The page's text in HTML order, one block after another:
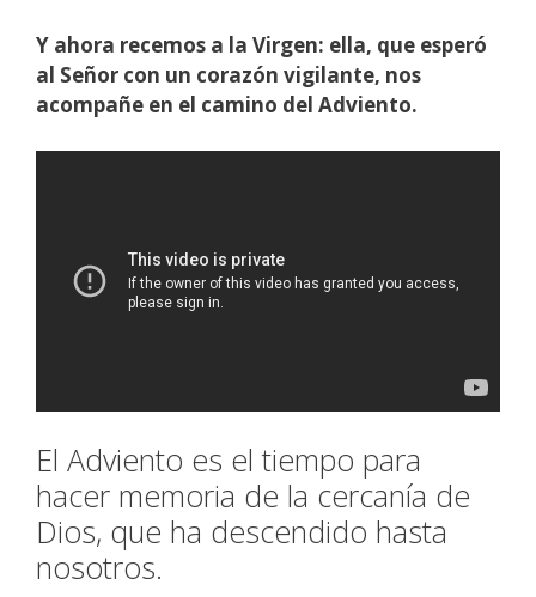
Y ahora recemos a la Virgen: ella, que esperó
al Señor con un corazón vigilante, nos
acompañe en el camino del Adviento.
El Adviento es el tiempo para
hacer memoria de la cercanía de
Dios, que ha descendido hasta
nosotros.